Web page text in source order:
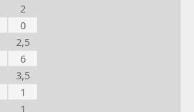
2
0
2,5
6
3,5
1
1